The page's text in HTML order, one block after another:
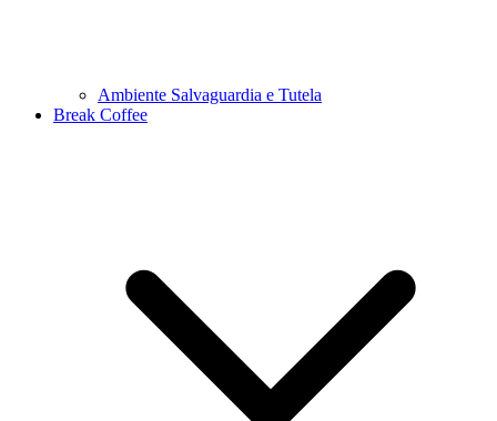
Ambiente Salvaguardia e Tutela
Break Coffee